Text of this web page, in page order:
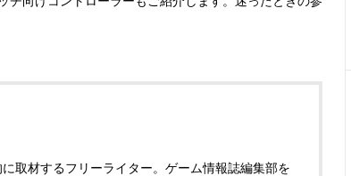
取材するフリーライター。ゲーム情報誌編集部を